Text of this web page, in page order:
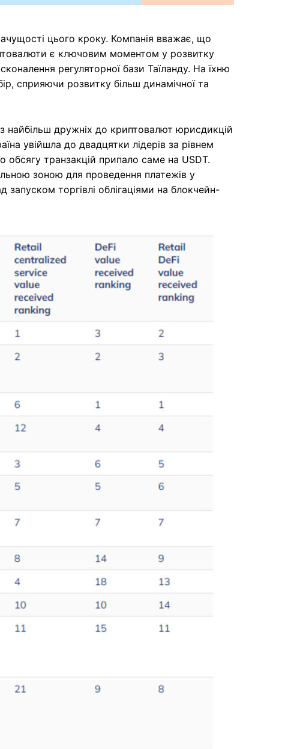
цього кроку. Компанія вважає, що
є ключовим моментом у розвитку
регуляторної бази Таїланду. На їхню
сприяючи розвитку більш динамічної та
найбільш дружніх до криптовалют юрисдикцій
увійшла до двадцятки лідерів за рівнем
транзакцій припало саме на USDT.
зоною для проведення платежів у
торгівлі облігаціями на блокчейн-